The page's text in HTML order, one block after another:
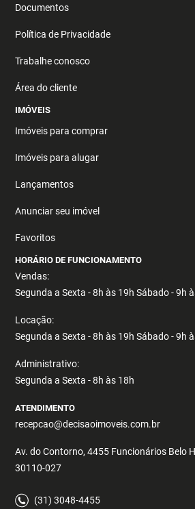
Documentos
Política de Privacidade
Trabalhe conosco
Área do cliente
IMÓVEIS
Imóveis para comprar
Imóveis para alugar
Lançamentos
Anunciar seu imóvel
Favoritos
HORÁRIO DE FUNCIONAMENTO
Vendas:
Segunda a Sexta - 8h às 19h Sábado - 9h
Locação:
Segunda a Sexta - 8h às 19h Sábado - 9h
Administrativo:
Segunda a Sexta - 8h às 18h
ATENDIMENTO
recepcao@decisaoimoveis.com.br
Av. do Contorno, 4455 Funcionários Belo
30110-027
(31) 3048-4455